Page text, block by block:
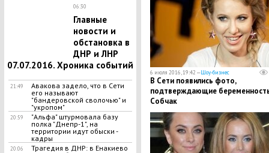
06:30
Главные
новости и
обстановка в
ДНР и ЛНР
07.07.2016. Хроника событий
21:49
Авакова задело, что в Сети
его называют
"бандеровской сволочью" и
"укропом"
20:59
"Альфа" штурмовала базу
полка "Днепр-1", на
территории идут обыски -
кадры
20:06
Трагедия в ДНР: в Енакиево
6 июля 2016, 19:42 —Шоу-бизнес
В Сети появились фото,
подтверждающие
Собчак